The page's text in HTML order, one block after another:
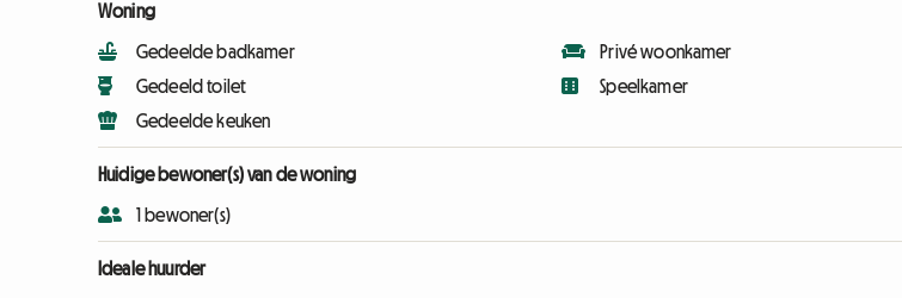
Woning
Gedeelde badkamer
Gedeeld toilet
Gedeelde keuken
Privé woonkamer
Speelkamer
Huidige bewoner(s) van de woning
1 bewoner(s)
Ideale huurder